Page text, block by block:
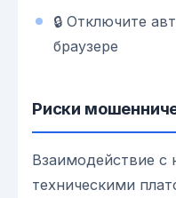
🔒 Отключите
браузере
Риски
Взаимодействие
техническими